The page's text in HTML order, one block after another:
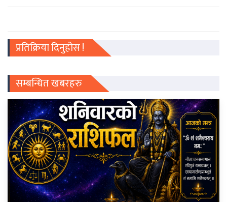
प्रतिक्रिया दिनुहोस !
सम्बन्धित खबरहरु